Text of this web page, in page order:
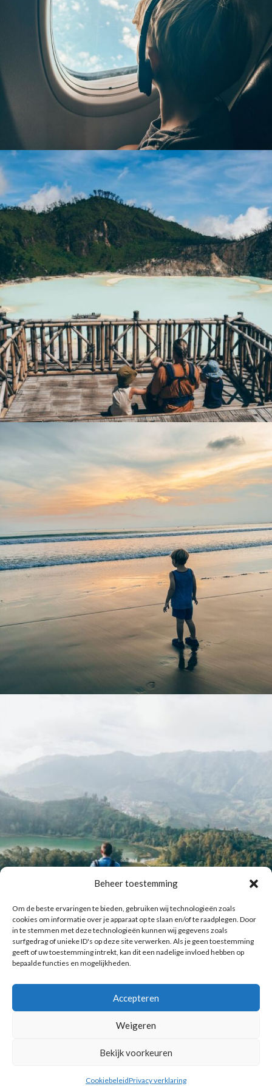
Beheer toestemming
Om de beste ervaringen te bieden, gebruiken wij technologieën zoals
cookies om informatie over je apparaat op te slaan en/of te raadplegen. Door
in te stemmen met deze technologieën kunnen wij gegevens zoals
surfgedrag of unieke ID's op deze site verwerken. Als je geen toestemming
geeft of uw toestemming intrekt, kan dit een nadelige invloed hebben op
bepaalde functies en mogelijkheden.
Accepteren
Weigeren
Bekijk voorkeuren
CookiebeleidPrivacy verklaring
Laat meer posts zien Volg me op Instagram
Copyright © 2016 Reismuts.nl - All rights reserved - Powered by